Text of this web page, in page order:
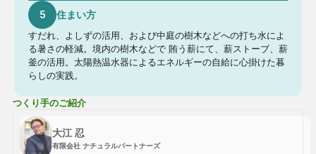
5 住まい方
すだれ、よしずの活用、および中庭の樹木などへの打ち水によ
る暑さの軽減。境内の樹木などで 賄う薪にて、薪ストーブ、薪
釜の活用。太陽熱温水器によるエネルギーの自給に心掛けた暮
らしの実践。
つくり手のご紹介
大江 忍
有限会社 ナチュラルパートナーズ